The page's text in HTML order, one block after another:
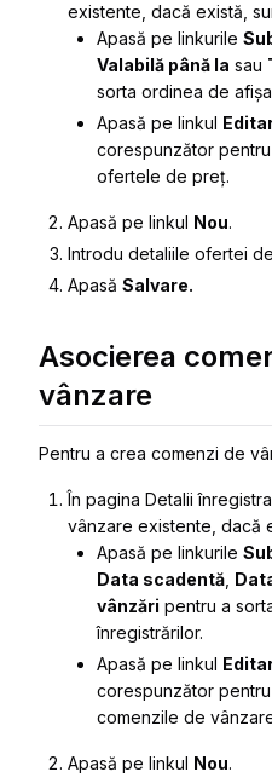
existente, dacă există,
Apasă pe linkurile
Valabilă până la sau
sorta ordinea de
Apasă pe linkul
corespunzător
ofertele de preț.
Apasă pe linkul Nou.
Introdu detaliile ofertei
Apasă Salvare.
Asocierea
vânzare
Pentru a crea comenzi de
În pagina Detalii
vânzare existente, dacă
Apasă pe linkurile
Data scadentă
vânzări pentru a
înregistrărilor.
Apasă pe linkul
corespunzător
comenzile de
Apasă pe linkul Nou.